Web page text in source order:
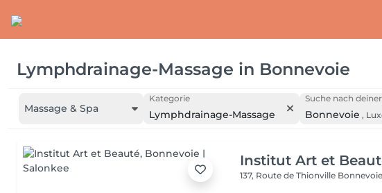
Lymphdrainage-Massage in Bonnevoie
Massage & Spa
Kategorie
Lymphdrainage-Massage
Suche nach
Bonnevoie ,
Institut Art et
137, Route de Thionville Bonnevoie